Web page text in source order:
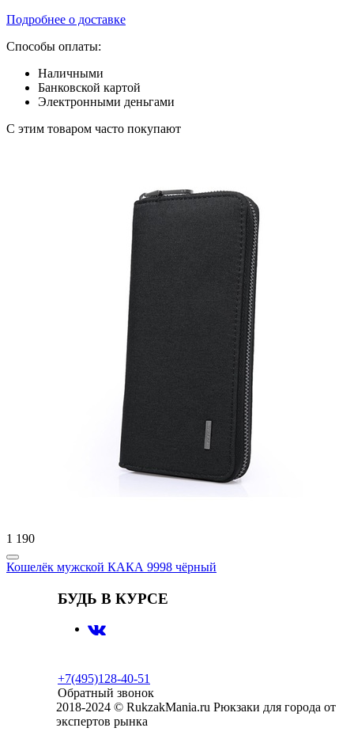
Подробнее о доставке
Способы оплаты:
Наличными
Банковской картой
Электронными деньгами
С этим товаром часто покупают
1 190
Кошелёк мужской КАКА 9998 чёрный
БУДЬ В КУРСЕ
+7(495)128-40-51
Обратный звонок
2018-2024 © RukzakMania.ru Рюкзаки для города от
экспертов рынка